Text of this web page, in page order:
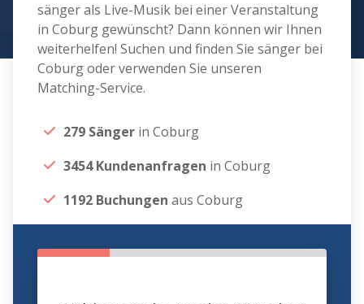
sänger als Live-Musik bei einer Veranstaltung
in Coburg gewünscht? Dann können wir Ihnen
weiterhelfen! Suchen und finden Sie sänger bei
Coburg oder verwenden Sie unseren
Matching-Service.
279 Sänger in Coburg
3454 Kundenanfragen in Coburg
1192 Buchungen aus Coburg